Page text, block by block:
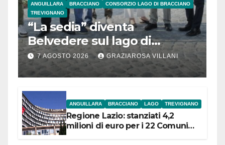
ANGUILLARA BRACCIANO
CONSORZIO LAGO DI BRACCIANO
TREVIGNANO
“La sedia” diventa
Belvedere sul lago di
Bracciano: ieri
l’inaugurazione
7 AGOSTO 2026 GRAZIAROSA VILLANI
ANGUILLARA BRACCIANO LAGO TREVIGNANO
Regione Lazio: stanziati 4,2
milioni di euro per i 22 Comuni